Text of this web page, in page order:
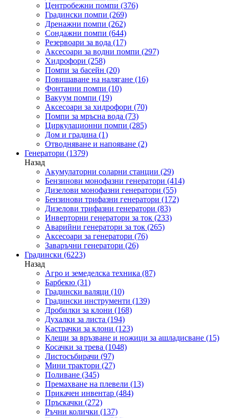
Центробежни помпи (376)
Градински помпи (269)
Дренажни помпи (262)
Сондажни помпи (644)
Резервоари за вода (17)
Аксесоари за водни помпи (297)
Хидрофори (258)
Помпи за басейн (20)
Повишаване на налягане (16)
Фонтанни помпи (10)
Вакуум помпи (19)
Аксесоари за хидрофори (70)
Помпи за мръсна вода (73)
Циркулационни помпи (285)
Дом и градина (1)
Отводняване и напояване (2)
Генератори (1379)
Назад
Акумулаторни соларни станции (29)
Бензинови монофазни генератори (414)
Дизелови монофазни генератори (55)
Бензинови трифазни генератори (172)
Дизелови трифазни генератори (83)
Инверторни генератори за ток (233)
Аварийни генератори за ток (265)
Аксесоари за генератори (76)
Заваръчни генератори (26)
Градински (6223)
Назад
Агро и земеделска техника (87)
Барбекю (31)
Градински валяци (10)
Градински инструменти (139)
Дробилки за клони (168)
Духалки за листа (194)
Кастрачки за клони (123)
Клещи за връзване и ножици за ашладисване (15)
Косачки за трева (1048)
Листосъбирачи (97)
Мини трактори (27)
Поливане (345)
Премахване на плевели (13)
Прикачен инвентар (484)
Пръскачки (272)
Ръчни колички (137)